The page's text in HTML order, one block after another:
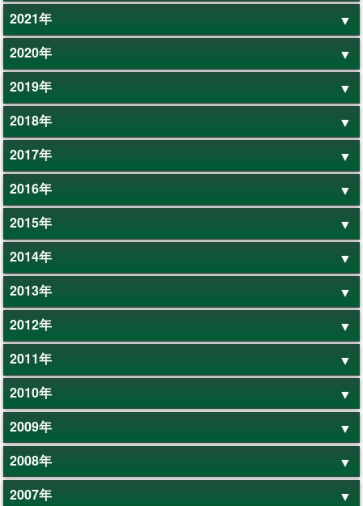
2021年
2020年
2019年
2018年
2017年
2016年
2015年
2014年
2013年
2012年
2011年
2010年
2009年
2008年
2007年